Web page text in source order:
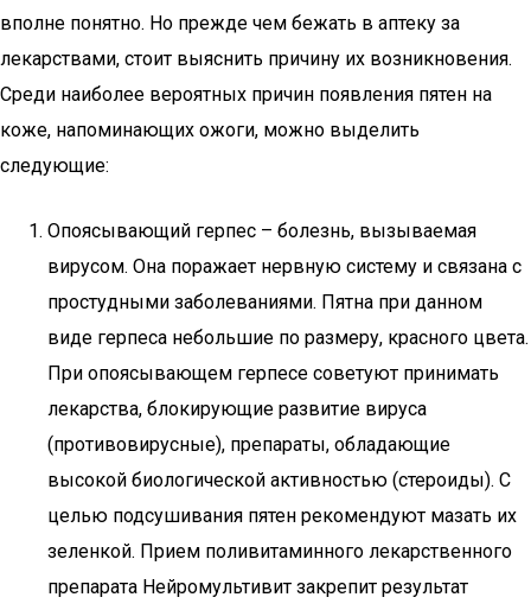
вполне понятно. Но прежде чем бежать в аптеку за
лекарствами, стоит выяснить причину их возникновения.
Среди наиболее вероятных причин появления пятен на
коже, напоминающих ожоги, можно выделить
следующие:
Опоясывающий герпес – болезнь, вызываемая
вирусом. Она поражает нервную систему и связана с
простудными заболеваниями. Пятна при данном
виде герпеса небольшие по размеру, красного цвета.
При опоясывающем герпесе советуют принимать
лекарства, блокирующие развитие вируса
(противовирусные), препараты, обладающие
высокой биологической активностью (стероиды). С
целью подсушивания пятен рекомендуют мазать их
зеленкой. Прием поливитаминного лекарственного
препарата Нейромультивит закрепит результат